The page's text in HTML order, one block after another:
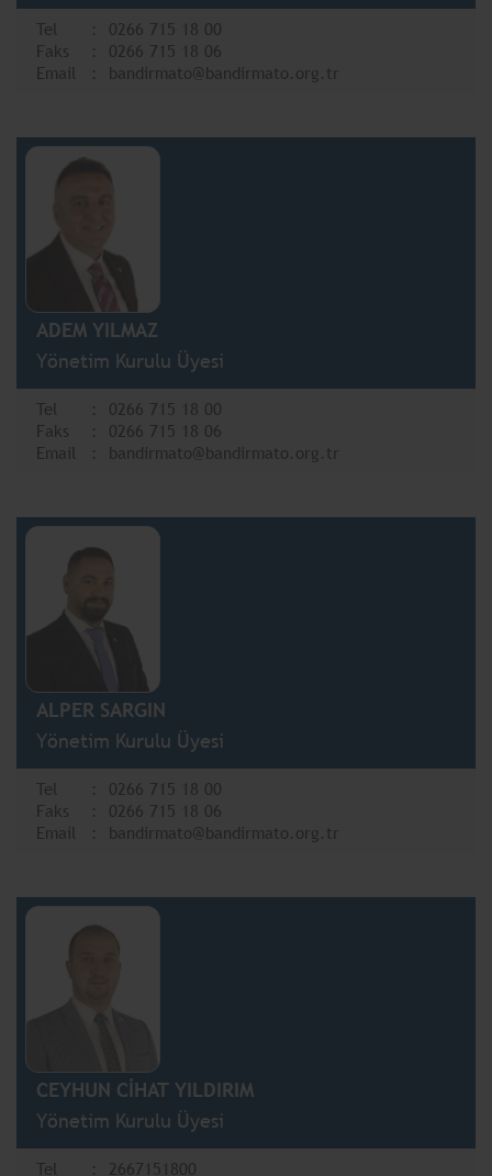
Tel
0266 715 18 00
Faks
0266 715 18 06
Email
bandirmato@bandirmato.org.tr
ADEM YILMAZ
Yönetim Kurulu Üyesi
Tel
0266 715 18 00
Faks
0266 715 18 06
Email
bandirmato@bandirmato.org.tr
ALPER SARGIN
Yönetim Kurulu Üyesi
Tel
0266 715 18 00
Faks
0266 715 18 06
Email
bandirmato@bandirmato.org.tr
CEYHUN CİHAT YILDIRIM
Yönetim Kurulu Üyesi
Tel 2667151800